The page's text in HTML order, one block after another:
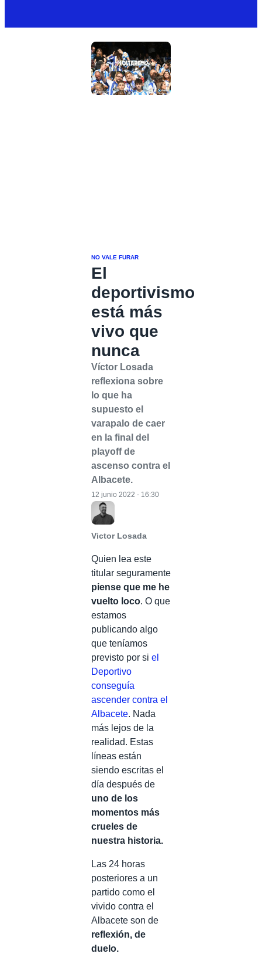
NO VALE FURAR
El
deportivismo
está más
vivo que
nunca
Víctor Losada
reflexiona sobre
lo que ha
supuesto el
varapalo de caer
en la final del
playoff de
ascenso contra el
Albacete.
Victor Losada
12 junio 2022 - 16:30
Quien lea este
titular seguramente
piense que me he
vuelto loco. O que
estamos
publicando algo
que teníamos
previsto por si el
Deportivo
conseguía
ascender contra el
Albacete. Nada
más lejos de la
realidad. Estas
líneas están
siendo escritas el
día después de
uno de los
momentos más
crueles de
nuestra historia.
Las 24 horas
posteriores a un
partido como el
vivido contra el
Albacete son de
reflexión, de
duelo.